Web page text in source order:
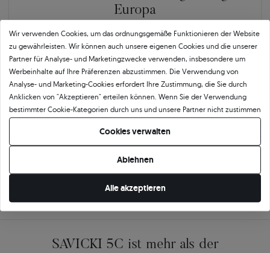
Europa
🇵🇱
10 468
Polen
🇨🇿
252
Tschechien
SAVICKI 5C ist mehr als der
Wir verwenden Cookies, um das ordnungsgemäße Funktionieren der Website
zu gewährleisten. Wir können auch unsere eigenen Cookies und die unserer
Partner für Analyse- und Marketingzwecke verwenden, insbesondere um
Werbeinhalte auf Ihre Präferenzen abzustimmen. Die Verwendung von
Analyse- und Marketing-Cookies erfordert Ihre Zustimmung, die Sie durch
Anklicken von "Akzeptieren" erteilen können. Wenn Sie der Verwendung
bestimmter Cookie-Kategorien durch uns und unsere Partner nicht zustimmen
möchten, klicken Sie auf "Lassen Sie mich wählen" und bestimmen Sie Ihre
Präferenzen. Sie können Ihre Zustimmung jederzeit widerrufen, indem Sie
Ihre Cookie-Einstellungen ändern.
Cookies verwalten
Ablehnen
Alle akzeptieren